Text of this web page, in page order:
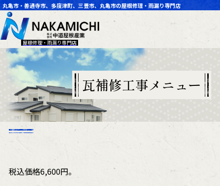
丸亀市・善通寺市、多度津町、三豊市、丸亀市の屋根修理・雨漏り専門店
屋根修理・雨漏り専門店
瓦補修工事メニュー
税込価格6,600円。